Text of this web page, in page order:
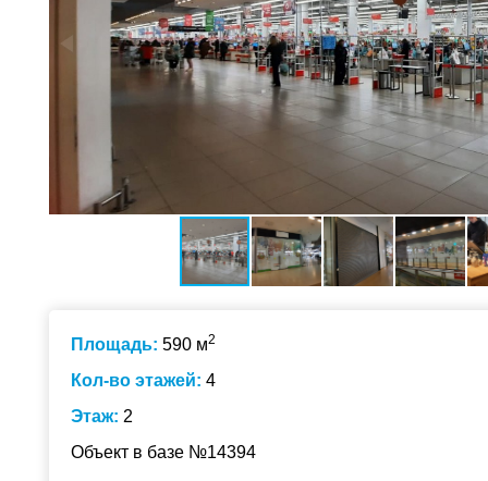
Площадь: 590 м2
Кол-во этажей: 4
Этаж: 2
Объект в базе №14394